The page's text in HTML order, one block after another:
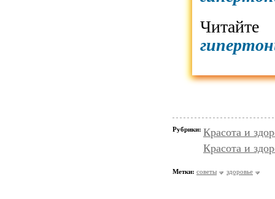
Рубрики: Красота и
Красота и
Метки: советы здоровье